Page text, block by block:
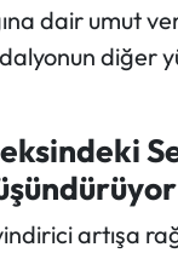
dair umut
diğer
artışa